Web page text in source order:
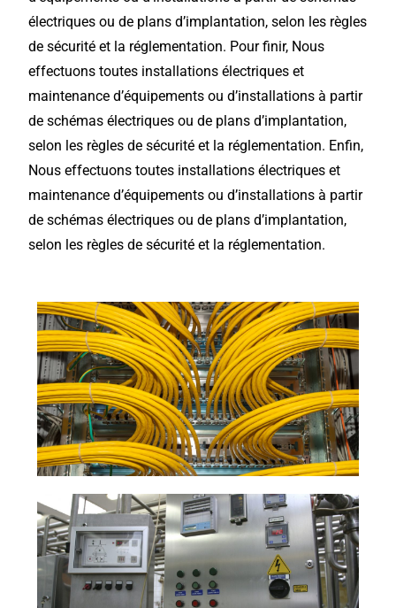
électriques ou de plans d’implantation, selon les règles
de sécurité et la réglementation. Pour finir, Nous
effectuons toutes installations électriques et
maintenance d’équipements ou d’installations à partir
de schémas électriques ou de plans d’implantation,
selon les règles de sécurité et la réglementation. Enfin,
Nous effectuons toutes installations électriques et
maintenance d’équipements ou d’installations à partir
de schémas électriques ou de plans d’implantation,
selon les règles de sécurité et la réglementation.